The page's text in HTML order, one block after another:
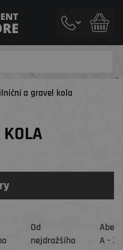
a gravel kola
Od
nejdražšího
A - Z